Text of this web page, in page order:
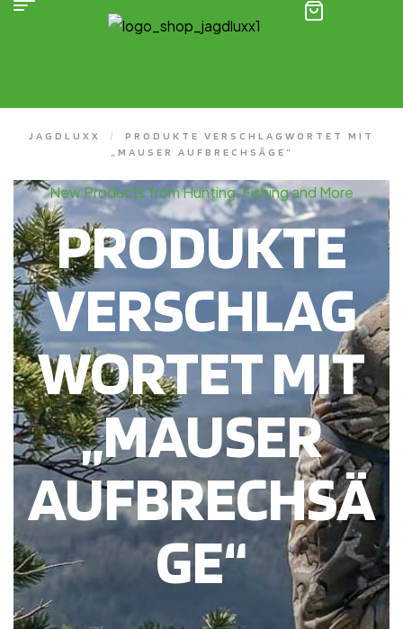
JAGDLUXX /
PRODUKTE VERSCHLAGWORTET MIT
„MAUSER AUFBRECHSÄGE“
New Products from Hunting, Fishing and More
PRODUKTE
VERSCHLAG
WORTET MIT
„MAUSER
AUFBRECHSÄ
GE“